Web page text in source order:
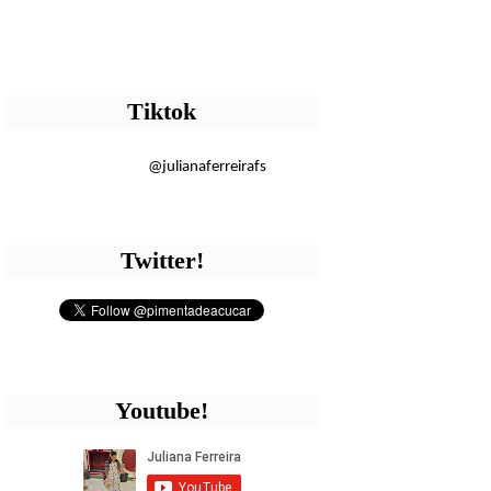
Tiktok
@julianaferreirafs
Twitter!
Youtube!